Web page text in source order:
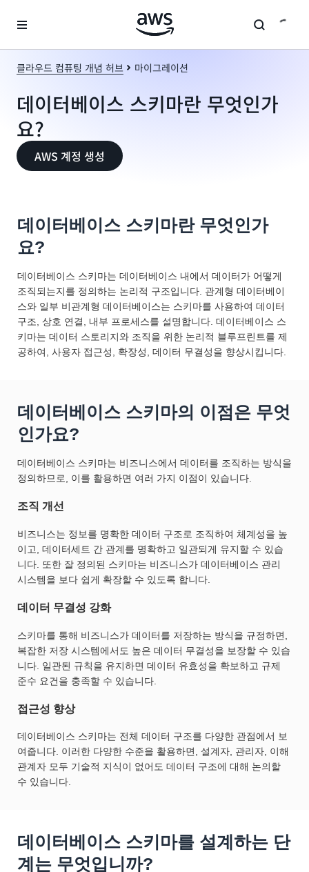
클라우드 컴퓨팅 개념 허브 마이그레이션
데이터베이스 스키마란 무엇인가
요?
AWS 계정 생성
데이터베이스 스키마란 무엇인가
요?
데이터베이스 스키마는 데이터베이스 내에서 데이터가 어떻게
조직되는지를 정의하는 논리적 구조입니다. 관계형 데이터베이
스와 일부 비관계형 데이터베이스는 스키마를 사용하여 데이터
구조, 상호 연결, 내부 프로세스를 설명합니다. 데이터베이스 스
키마는 데이터 스토리지와 조직을 위한 논리적 블루프린트를 제
공하여, 사용자 접근성, 확장성, 데이터 무결성을 향상시킵니다.
데이터베이스 스키마의 이점은 무엇
인가요?
데이터베이스 스키마는 비즈니스에서 데이터를 조직하는 방식을
정의하므로, 이를 활용하면 여러 가지 이점이 있습니다.
조직 개선
비즈니스는 정보를 명확한 데이터 구조로 조직하여 체계성을 높
이고, 데이터세트 간 관계를 명확하고 일관되게 유지할 수 있습
니다. 또한 잘 정의된 스키마는 비즈니스가 데이터베이스 관리
시스템을 보다 쉽게 확장할 수 있도록 합니다.
데이터 무결성 강화
스키마를 통해 비즈니스가 데이터를 저장하는 방식을 규정하면,
복잡한 저장 시스템에서도 높은 데이터 무결성을 보장할 수 있습
니다. 일관된 규칙을 유지하면 데이터 유효성을 확보하고 규제
준수 요건을 충족할 수 있습니다.
접근성 향상
데이터베이스 스키마는 전체 데이터 구조를 다양한 관점에서 보
여줍니다. 이러한 다양한 수준을 활용하면, 설계자, 관리자, 이해
관계자 모두 기술적 지식이 없어도 데이터 구조에 대해 논의할
수 있습니다.
데이터베이스 스키마를 설계하는 단
계는 무엇입니까?